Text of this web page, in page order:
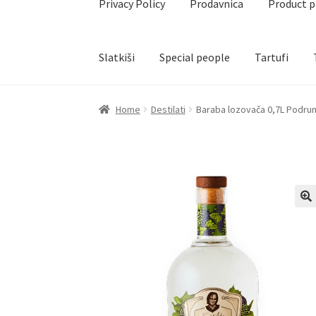
Privacy Policy Prodavnica Product
Slatkiši Special people Tartufi
Home Akcija za dan zaljubljenih Baloni Blog
NewsletterPartners
ProdavnicaProduct page
Terms ConditionsUredjenje doma
Home Destilati Baraba lozovača 0,7L